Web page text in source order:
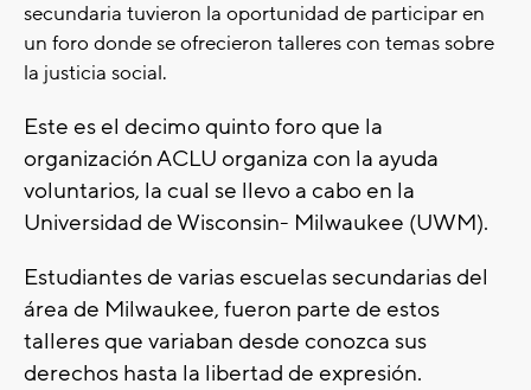
secundaria tuvieron la oportunidad de participar en
un foro donde se ofrecieron talleres con temas sobre
la justicia social.
Este es el decimo quinto foro que la
organización ACLU organiza con la ayuda
voluntarios, la cual se llevo a cabo en la
Universidad de Wisconsin- Milwaukee (UWM).
Estudiantes de varias escuelas secundarias del
área de Milwaukee, fueron parte de estos
talleres que variaban desde conozca sus
derechos hasta la libertad de expresión.